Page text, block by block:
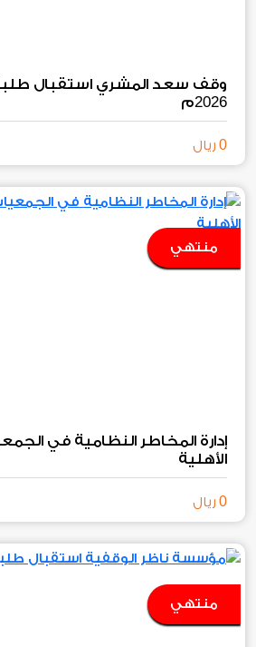
وقف سعد المشري استقبال
2026م
0 ريال
منتهي
إدارة المخاطر النظامية في
الأهلية
0 ريال
منتهي